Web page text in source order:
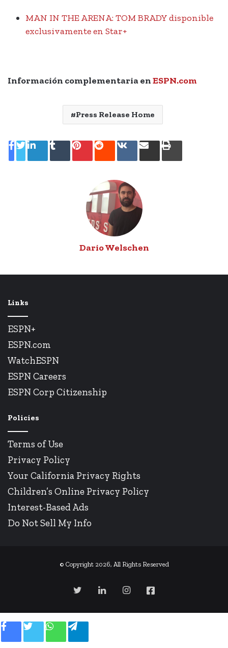
MAN IN THE ARENA: TOM BRADY disponible
exclusivamente en Star+
Información complementaria enESPN.com
Press Release Home
LinkedIn
TumblrPinterestRedditVKontakte
CompartirImprimir
Dario Welschen
Links
ESPN+
ESPN.com
WatchESPN
ESPN Careers
ESPN Corp Citizenship
Policies
Terms of Use
Privacy Policy
Your California Privacy Rights
Children’s Online Privacy Policy
Interest-Based Ads
Do Not Sell My Info
© Copyright 2026, All Rights Reserved
TwitterLinkedInInstagramFacebook
FacebookTwitterWhatsAppTelegram